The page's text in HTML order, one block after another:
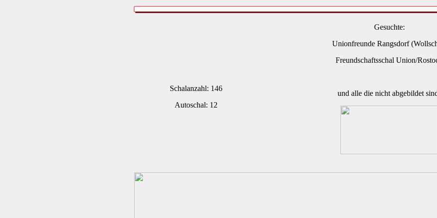
Schalanzahl: 146
Autoschal: 12
Gesuchte:
Unionfreunde Rangsdorf
Freundschaftsschal Union/
und alle die nicht abgebildet